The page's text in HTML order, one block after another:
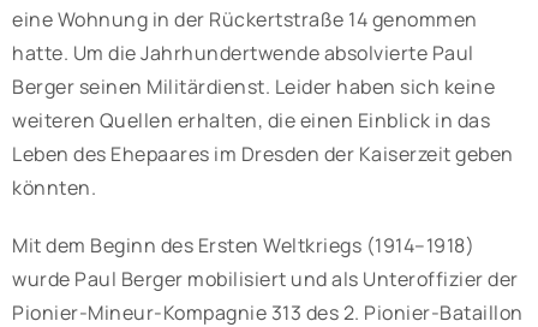
eine Wohnung in der Rückertstraße 14 genommen
hatte. Um die Jahrhundertwende absolvierte Paul
Berger seinen Militärdienst. Leider haben sich keine
weiteren Quellen erhalten, die einen Einblick in das
Leben des Ehepaares im Dresden der Kaiserzeit geben
könnten.
Mit dem Beginn des Ersten Weltkriegs (1914–1918)
wurde Paul Berger mobilisiert und als Unteroffizier der
Pionier-Mineur-Kompagnie 313 des 2. Pionier-Bataillon